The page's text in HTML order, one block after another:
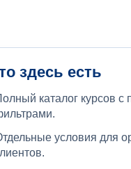
здесь есть
каталог курсов с
условия для